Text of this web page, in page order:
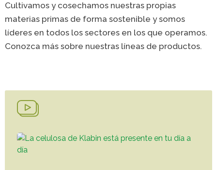
Plante com a
Klabin
Parada
general
Reporte
Programa
Cultivamos y cosechamos nuestras propias
materias primas de forma sostenible y somos
líderes en todos los sectores en los que operamos.
Conozca más sobre nuestras líneas de productos.